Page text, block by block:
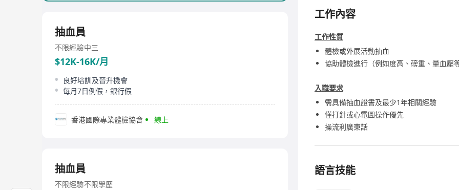
抽血員
不限經驗中三
$12K-16K/月
良好培訓及晉升機會
每月7日例假，銀行假
香港國際專業體檢協會 線上
抽血員
不限經驗不限學歷
工作內容
工作性質
體檢或外展活動抽血
協助體檢進行（例如度高、磅重、量血壓
入職要求
需具備抽血證書及最少1年相關經驗
懂打針或心電圖操作優先
操流利廣東話
語言技能